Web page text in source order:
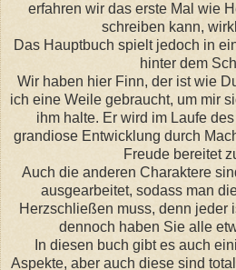
erfahren wir das erste Mal wie
schreiben kann,
Das Hauptbuch spielt jedoch in
hinter dem
Wir haben hier Finn, der ist wie
ich eine Weile gebraucht, um mir
ihm halte. Er wird im Laufe
grandiose Entwicklung durch
Freude bereitet
Auch die anderen Charaktere
ausgearbeitet, sodass man
Herzschließen muss, denn jeder
dennoch haben Sie alle
In diesen buch gibt es auch
Aspekte, aber auch diese sind